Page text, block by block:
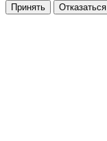
Принять Отказаться